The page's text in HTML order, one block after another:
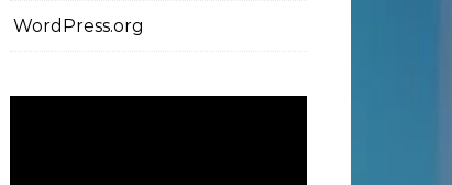
WordPress.org